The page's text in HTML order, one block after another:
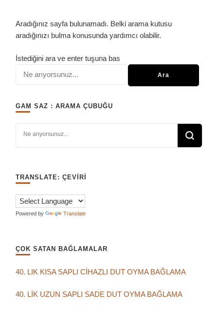
Aradığınız sayfa bulunamadı. Belki arama kutusu
aradığınızı bulma konusunda yardımcı olabilir.
Bir
İstediğini ara ve enter tuşuna bas
GAM SAZ : ARAMA ÇUBUĞU
TRANSLATE: ÇEVIRI
Powered by Translate
ÇOK SATAN BAĞLAMALAR
40. LIK KISA SAPLI CİHAZLI DUT OYMA BAĞLAMA
40. LİK UZUN SAPLI SADE DUT OYMA BAĞLAMA